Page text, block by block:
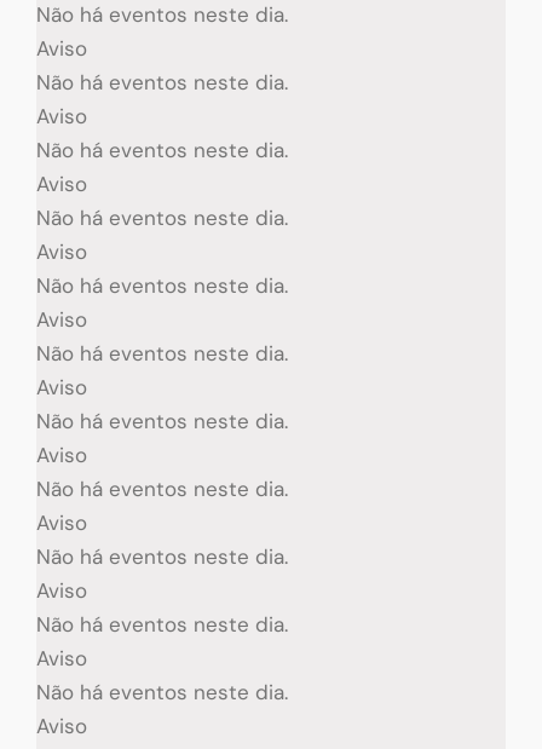
Não há eventos neste dia.
Aviso
Não há eventos neste dia.
Aviso
Não há eventos neste dia.
Aviso
Não há eventos neste dia.
Aviso
Não há eventos neste dia.
Aviso
Não há eventos neste dia.
Aviso
Não há eventos neste dia.
Aviso
Não há eventos neste dia.
Aviso
Não há eventos neste dia.
Aviso
Não há eventos neste dia.
Aviso
Não há eventos neste dia.
Aviso